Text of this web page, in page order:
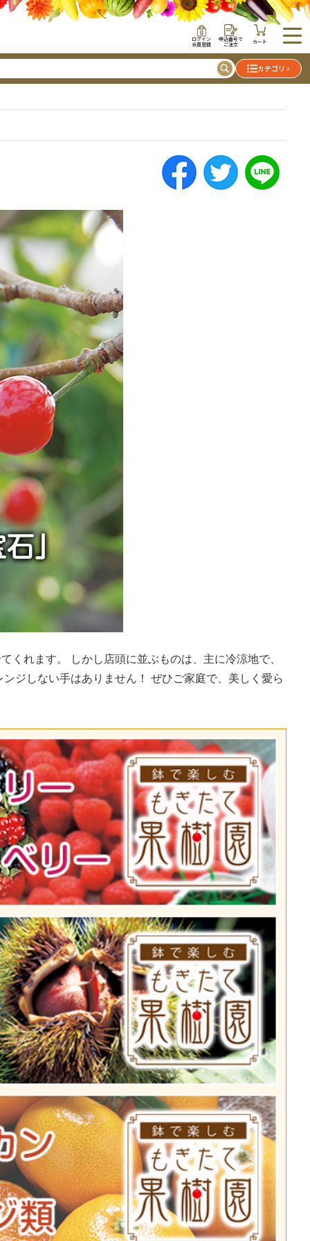
ログイン
会員登録
申込番号で
ご注文 カート
カテゴリ
れます。 しかし店頭に並ぶものは、主に冷涼地で、
ジしない手はありません！ ぜひご家庭で、美しく愛ら